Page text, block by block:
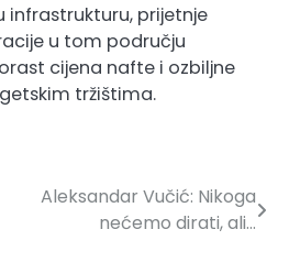
infrastrukturu, prijetnje
u tom području
cijena nafte i ozbiljne
tržištima.
Aleksandar Vučić: Nikoga
nećemo dirati, ali…